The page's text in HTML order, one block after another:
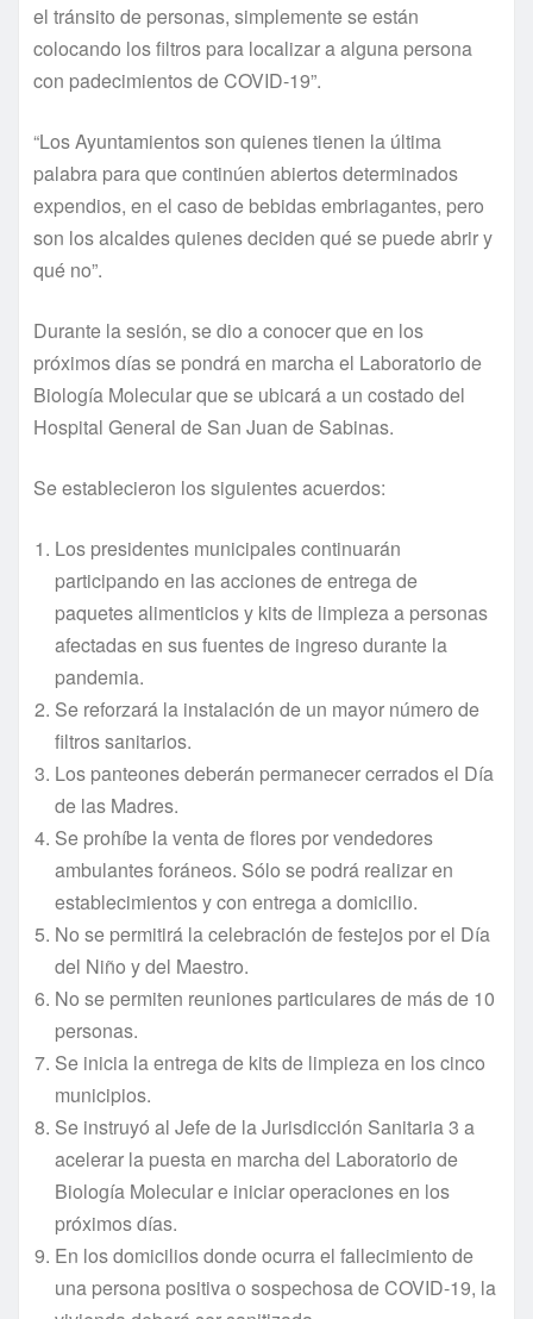
el tránsito de personas, simplemente se están
colocando los filtros para localizar a alguna persona
con padecimientos de COVID-19”.
“Los Ayuntamientos son quienes tienen la última
palabra para que continúen abiertos determinados
expendios, en el caso de bebidas embriagantes, pero
son los alcaldes quienes deciden qué se puede abrir y
qué no”.
Durante la sesión, se dio a conocer que en los
próximos días se pondrá en marcha el Laboratorio de
Biología Molecular que se ubicará a un costado del
Hospital General de San Juan de Sabinas.
Se establecieron los siguientes acuerdos:
Los presidentes municipales continuarán
participando en las acciones de entrega de
paquetes alimenticios y kits de limpieza a personas
afectadas en sus fuentes de ingreso durante la
pandemia.
Se reforzará la instalación de un mayor número de
filtros sanitarios.
Los panteones deberán permanecer cerrados el Día
de las Madres.
Se prohíbe la venta de flores por vendedores
ambulantes foráneos. Sólo se podrá realizar en
establecimientos y con entrega a domicilio.
No se permitirá la celebración de festejos por el Día
del Niño y del Maestro.
No se permiten reuniones particulares de más de 10
personas.
Se inicia la entrega de kits de limpieza en los cinco
municipios.
Se instruyó al Jefe de la Jurisdicción Sanitaria 3 a
acelerar la puesta en marcha del Laboratorio de
Biología Molecular e iniciar operaciones en los
próximos días.
En los domicilios donde ocurra el fallecimiento de
una persona positiva o sospechosa de COVID-19, la